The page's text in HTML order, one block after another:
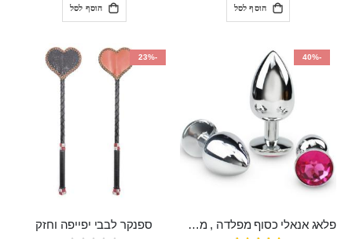
הוסף לסל הוסף לסל
-40%
פלאג אנאלי כסוף מפלדה , מתאים ללבישה מתחת לבגדים, בגודל 7.3 על 2.8 ס"מ
-23%
ספנקר לבבי יפייפה וחזק